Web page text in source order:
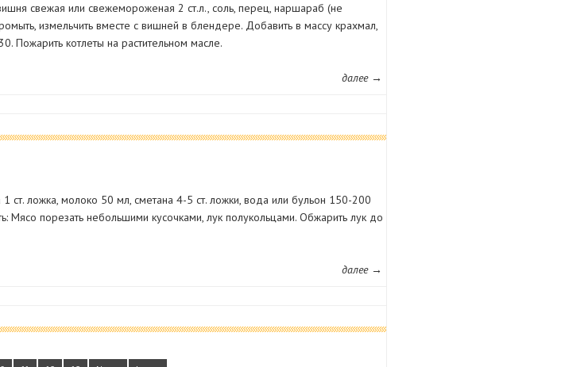
свежая или свежемороженая 2 ст.л., соль, перец, наршараб (не
измельчить вместе с вишней в блендере. Добавить в массу крахмал,
Пожарить котлеты на растительном масле.
далее →
ст. ложка, молоко 50 мл, сметана 4-5 ст. ложки, вода или бульон 150-200
Мясо порезать небольшими кусочками, лук полукольцами. Обжарить лук до
далее →